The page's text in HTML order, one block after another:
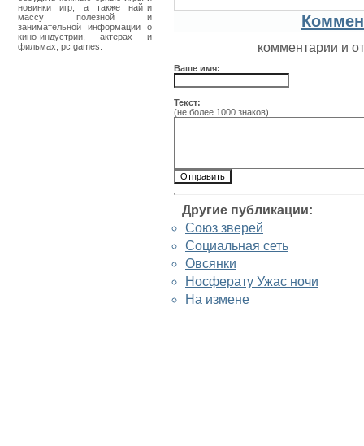
новинки игр, а также найти
массу полезной и
занимательной информации о
кино-индустрии, актерах и
фильмах, pc games.
комментарии и
Ваше имя:
Текст:
(не более 1000 знаков)
Другие публикации:
Союз зверей
Социальная сеть
Овсянки
Носферату Ужас ночи
На измене